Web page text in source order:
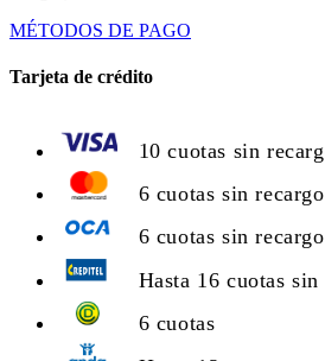
MÉTODOS DE PAGO
Tarjeta de crédito
10 cuotas sin
6 cuotas sin recargo
6 cuotas sin recargo
Hasta 16 cuotas sin
6 cuotas